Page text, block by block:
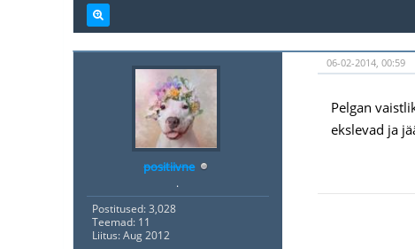
positiivne
.
Postitused: 3,028
Teemad: 11
Liitus: Aug 2012
06-02-2014, 00:59
Pelgan
ekslevad ja